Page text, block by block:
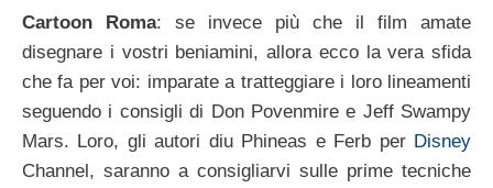
Cartoon Roma: se invece più che il film amate
disegnare i vostri beniamini, allora ecco la vera sfida
che fa per voi: imparate a tratteggiare i loro lineamenti
seguendo i consigli di Don Povenmire e Jeff Swampy
Mars. Loro, gli autori diu Phineas e Ferb per Disney
Channel, saranno a consigliarvi sulle prime tecniche